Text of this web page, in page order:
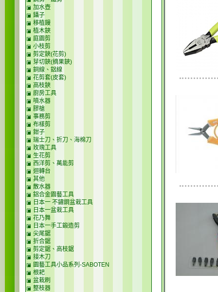
加水壺
鑷子
移植鏝
植木鋏
庭園剪
小枝剪
剪定鋏(花剪)
芽切鋏(摘果鋏)
銅線、鋁線
花剪套(皮套)
高枝鋏
廚房工具
噴水器
膠槍
事務剪
布樣剪
鉗子
瑞士刀、折刀、海棉刀
玫瑰工具
生花剪
西洋剪、萬能剪
迴轉台
其他
散水器
鋁合金園藝工具
日本一 不鏽鋼盆栽工具
日本一盆栽工具
花乃舞
日本一手工鍛造剪
尖尾鋸
折合鋸
剪定鋸、高枝鋸
接木刀
園藝工具小品系列-SABOTEN
根耙
盆栽刷
整枝器